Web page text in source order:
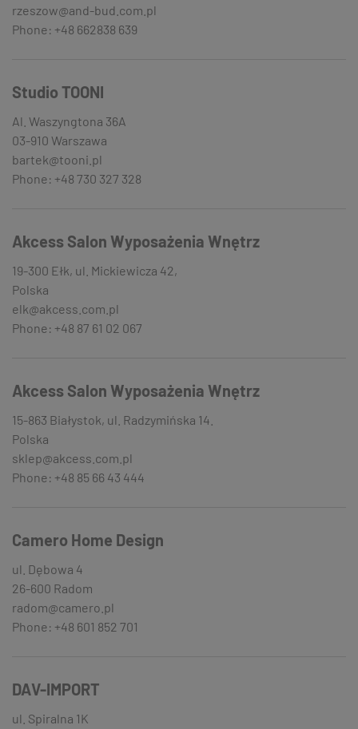
rzeszow@and-bud.com.pl
Phone: +48 662838 639
Studio TOONI
Al. Waszyngtona 36A
03-910 Warszawa
bartek@tooni.pl
Phone: +48 730 327 328
Akcess Salon Wyposażenia Wnętrz
19-300 Ełk, ul. Mickiewicza 42,
Polska
elk@akcess.com.pl
Phone: +48 87 61 02 067
Akcess Salon Wyposażenia Wnętrz
15-863 Białystok, ul. Radzymińska 14.
Polska
sklep@akcess.com.pl
Phone: +48 85 66 43 444
Camero Home Design
ul. Dębowa 4
26-600 Radom
radom@camero.pl
Phone: +48 601 852 701
DAV-IMPORT
ul. Spiralna 1K